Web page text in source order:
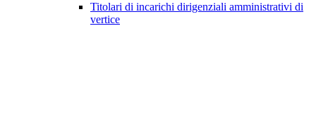
Titolari di incarichi dirigenziali amministrativi di
vertice